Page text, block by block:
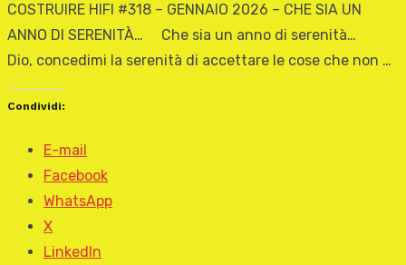
COSTRUIRE HIFI #318 – GENNAIO 2026 – CHE SIA UN
ANNO DI SERENITÀ… Che sia un anno di serenità…
Dio, concedimi la serenità di accettare le cose che non …
Condividi:
E-mail
Facebook
WhatsApp
X
LinkedIn